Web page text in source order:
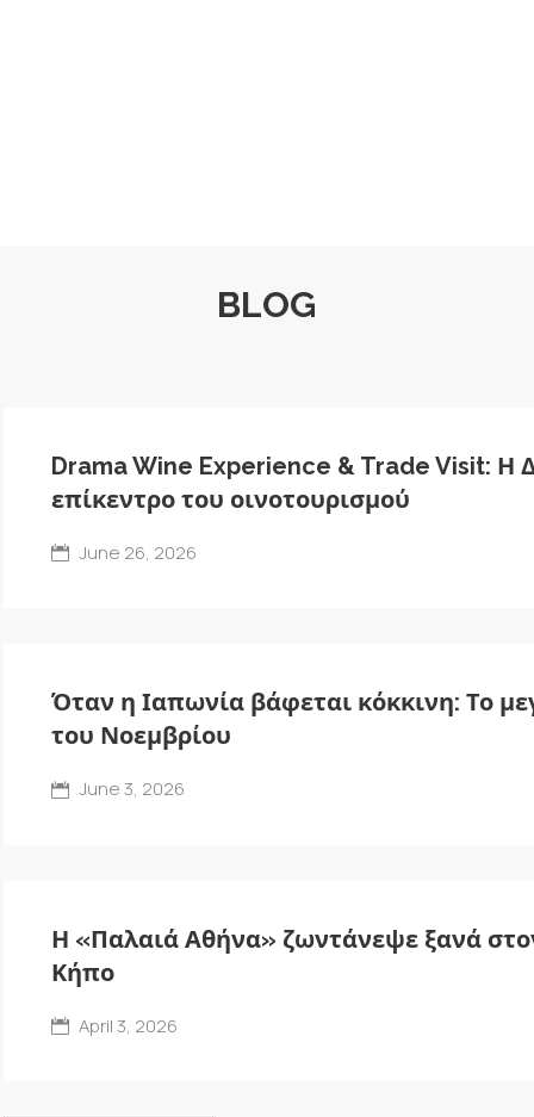
BLOG
Drama Wine Experience & Trade Visit: Η
επίκεντρο του οινοτουρισμού
June 26, 2026
Όταν η Ιαπωνία βάφεται κόκκινη: Το
του Νοεμβρίου
June 3, 2026
Η «Παλαιά Αθήνα» ζωντάνεψε ξανά
Κήπο
April 3, 2026